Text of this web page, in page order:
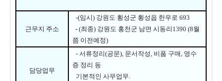
근무지 주소
-(임시) 강원도 횡성군 횡성읍 한우로 693
- (최종) 강원도 홍천군 남면 시동리1390 (8월
쯤 이전예정)
담당업무
- 서류정리(공문), 문서작성, 비품 구매, 영수
증 정리 등
기본적인 사무업무.